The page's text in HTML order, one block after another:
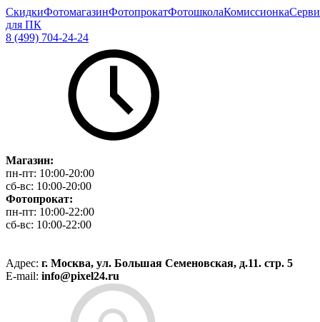
СкидкиФотомагазинФотопрокатФотошколаКомиссионка
для ПК
8 (499) 704-24-24
Магазин:
пн-пт: 10:00-20:00
сб-вс: 10:00-20:00
Фотопрокат:
пн-пт: 10:00-22:00
сб-вс: 10:00-22:00
Адрес: г. Москва, ул. Большая Семеновская, д.11. стр. 5
E-mail: info@pixel24.ru